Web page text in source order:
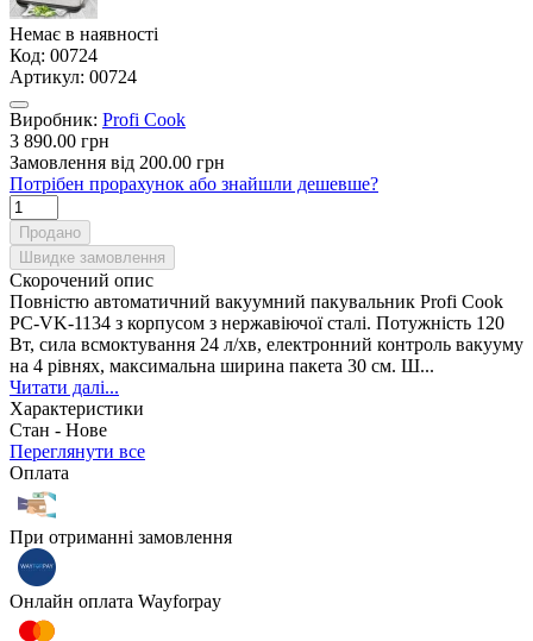
Немає в наявності
Код: 00724
Артикул: 00724
Виробник: Profi Cook
3 890.00 грн
Замовлення від 200.00 грн
Потрібен прорахунок або знайшли дешевше?
Продано
Швидке замовлення
Скорочений опис
Повністю автоматичний вакуумний пакувальник Profi Cook
PC-VK-1134 з корпусом з нержавіючої сталі. Потужність 120
Вт, сила всмоктування 24 л/хв, електронний контроль вакууму
на 4 рівнях, максимальна ширина пакета 30 см. Ш...
Читати далі...
Характеристики
Стан - Нове
Переглянути все
Оплата
При отриманні замовлення
Онлайн оплата Wayforpay